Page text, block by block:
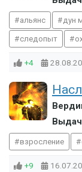
альянс дун
следопыт
+4
взросление
+9